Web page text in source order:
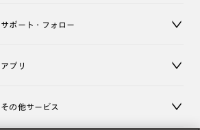
サポート・フォロー
アプリ
その他サービス